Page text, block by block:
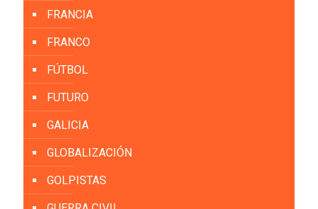
FRANCIA
FRANCO
FÚTBOL
FUTURO
GALICIA
GLOBALIZACIÓN
GOLPISTAS